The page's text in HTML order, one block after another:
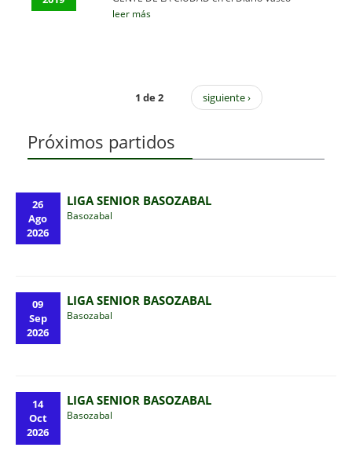
leer más
1 de 2 siguiente ›
Próximos partidos
26
Ago
2026
LIGA SENIOR BASOZABAL
Basozabal
09
Sep
2026
LIGA SENIOR BASOZABAL
Basozabal
14
Oct
2026
LIGA SENIOR BASOZABAL
Basozabal